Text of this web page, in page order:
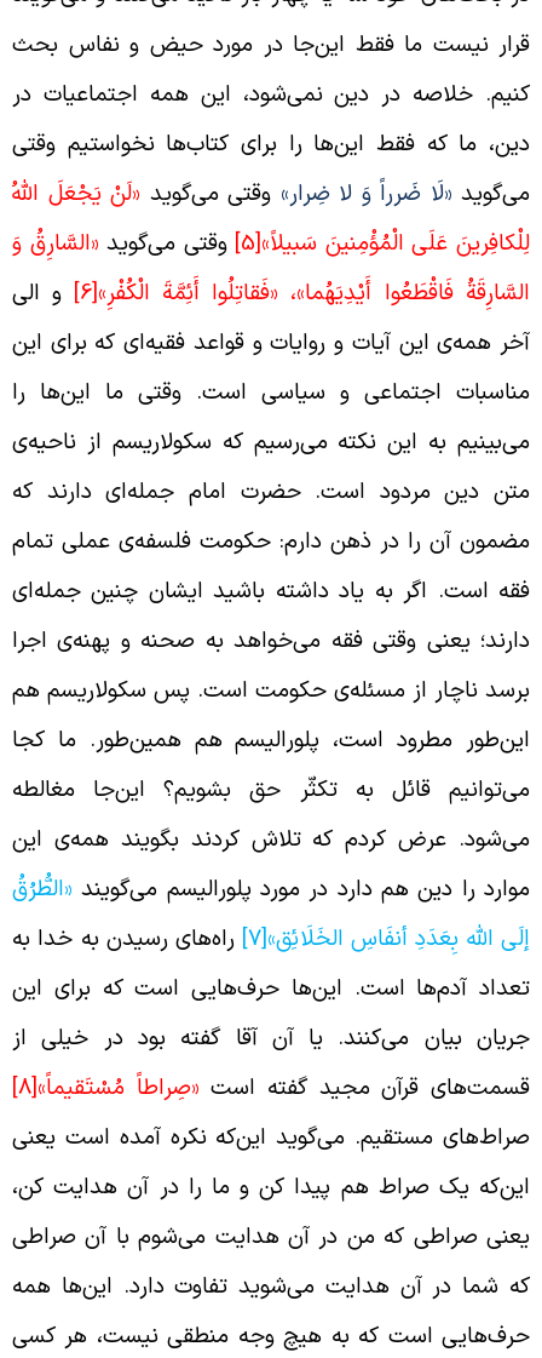
نیست ما فقط این‌جا در مورد حیض و نفاس بحث
خلاصه در دین نمی‌شود، این همه اجتماعیات در
ما که فقط این‌ها را برای کتاب‌ها نخواستیم وقتی
«لَا ضَرراً وَ لا ضِرار»وقتی می‌گوید«لَنْ يَجْعَلَ اللَّهُ
عَلَى الْمُؤْمِنينَ سَبيلاً»[5] وقتی می‌گوید«السَّارِقُ وَ
فَاقْطَعُوا أَيْدِيَهُما»، «فَقاتِلُوا أَئِمَّةَ الْكُفْرِ»[6]
و الی
همه‌ی این آیات و روایات و قواعد فقیه‌ای که برای این
اجتماعی و سیاسی است. وقتی ما این‌ها را
به این نکته می‌رسیم که سکولاریسم از ناحیه‌ی
دین مردود است. حضرت امام جمله‌ای دارند که
آن را در ذهن دارم: حکومت فلسفه‌ی عملی تمام
است. اگر به یاد داشته باشید ایشان چنین جمله‌ای
یعنی وقتی فقه می‌خواهد به صحنه و پهنه‌ی اجرا
ناچار از مسئله‌ی حکومت است. پس سکولاریسم هم
مطرود است، پلورالیسم هم همین‌طور. ما کجا
قائل به تکثّر حق بشویم؟ این‌جا مغالطه
عرض کردم که تلاش کردند بگویند همه‌ی این
را دین هم دارد در مورد پلورالیسم می‌گویند«الطُّرُقُ
الله بِعَدَدِ أنفَاسِ الخَلَائِق»[7]
راه‌های رسیدن به خدا به
آدم‌ها است. این‌ها حرف‌هایی است که برای این
بیان می‌کنند. یا آن آقا گفته بود در خیلی از
قرآن مجید گفته است«صِراطاً مُسْتَقيماً»[8]
مستقیم. می‌گوید این‌که نکره آمده است یعنی
یک صراط هم پیدا کن و ما را در آن هدایت کن،
صراطی که من در آن هدایت می‌شوم با آن صراطی
شما در آن هدایت می‌شوید تفاوت دارد. این‌ها همه
است که به هیچ وجه منطقی نیست، هر کسی